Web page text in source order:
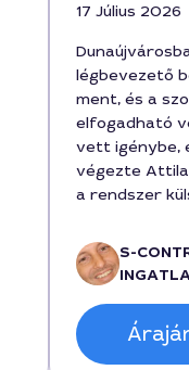
17 Július 2026
légbevezető
ment, és a
elfogadható
vett
végezte
a rendszer
kommunikált
felszerelés.
cégeknek,
keresik a
CO2-
S-